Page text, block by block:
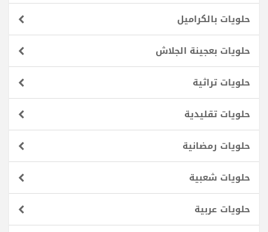
حلويات بالكراميل
حلويات بعجينة الجلاش
حلويات تراثية
حلويات تقليدية
حلويات رمضانية
حلويات شعبية
حلويات عربية